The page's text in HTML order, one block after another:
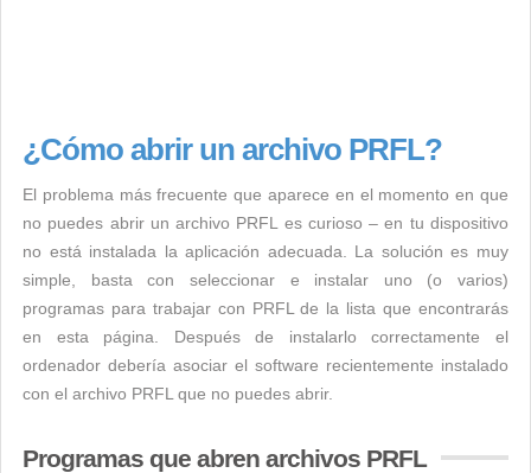
¿Cómo abrir un archivo PRFL?
El problema más frecuente que aparece en el momento en que
no puedes abrir un archivo PRFL es curioso – en tu dispositivo
no está instalada la aplicación adecuada. La solución es muy
simple, basta con seleccionar e instalar uno (o varios)
programas para trabajar con PRFL de la lista que encontrarás
en esta página. Después de instalarlo correctamente el
ordenador debería asociar el software recientemente instalado
con el archivo PRFL que no puedes abrir.
Programas que abren archivos PRFL